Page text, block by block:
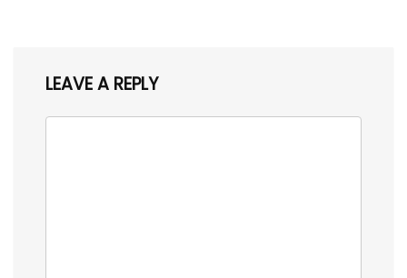
LEAVE A REPLY